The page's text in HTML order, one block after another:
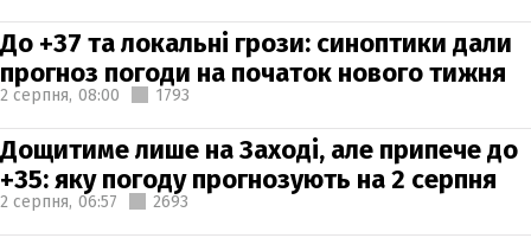
До +37 та локальні грози: синоптики дали
прогноз погоди на початок нового тижня
2 серпня, 08:00 1793
Дощитиме лише на Заході, але припече до
+35: яку погоду прогнозують на 2 серпня
2 серпня, 06:57 2693